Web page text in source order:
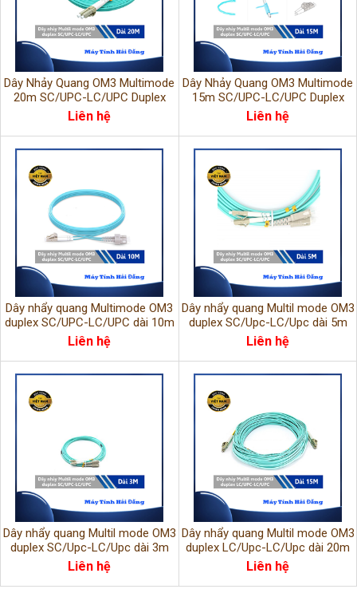
Dây Nhảy Quang OM3 Multimode
20m SC/UPC-LC/UPC Duplex
LSZH
Liên hệ
Dây Nhảy Quang OM3 Multimode
15m SC/UPC-LC/UPC Duplex
LSHZ
Liên hệ
Dây nhẩy quang Multimode OM3
duplex SC/UPC-LC/UPC dài 10m
LSHZ
Liên hệ
Dây nhẩy quang Multil mode OM3
duplex SC/Upc-LC/Upc dài 5m
LSHZ
Liên hệ
Dây nhẩy quang Multil mode OM3
duplex SC/Upc-LC/Upc dài 3m
LSHZ
Liên hệ
Dây nhẩy quang Multil mode OM3
duplex LC/Upc-LC/Upc dài 20m
LSHZ
Liên hệ